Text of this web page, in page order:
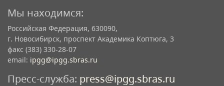
Мы находимся:
Российская Федерация, 630090,
г. Новосибирск, проспект Академика Коптюга, 3
факс (383) 330-28-07
email: ipgg@ipgg.sbras.ru
Пресс-служба: press@ipgg.sbras.ru